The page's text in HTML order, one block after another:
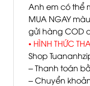
Anh em có thể
MUA NGAY
gửi hàng COD
• HÌNH THỨC
Shop
– Thanh toán
– Chuyển